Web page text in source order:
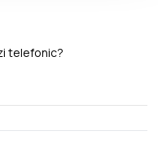
telefonic?